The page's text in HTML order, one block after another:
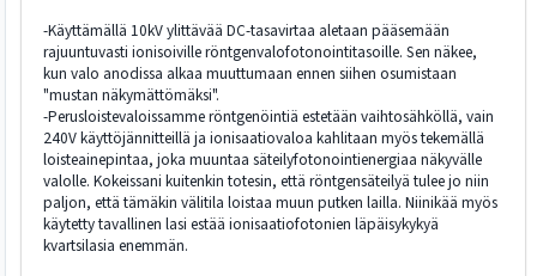
-Käyttämällä 10kV ylittävää DC-tasavirtaa aletaan pääsemään
rajuuntuvasti ionisoiville röntgenvalofotonointitasoille. Sen näkee,
kun valo anodissa alkaa muuttumaan ennen siihen osumistaan
"mustan näkymättömäksi".
-Perusloistevaloissamme röntgenöintiä estetään vaihtosähköllä, vain
240V käyttöjännitteillä ja ionisaatiovaloa kahlitaan myös tekemällä
loisteainepintaa, joka muuntaa säteilyfotonointienergiaa näkyvälle
valolle. Kokeissani kuitenkin totesin, että röntgensäteilyä tulee jo niin
paljon, että tämäkin välitila loistaa muun putken lailla. Niinikää myös
käytetty tavallinen lasi estää ionisaatiofotonien läpäisykykyä
kvartsilasia enemmän.